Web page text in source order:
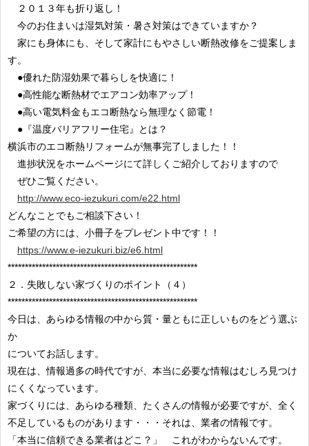
２０１３年も折り返し！
今のお住まいは湿気対策・暑さ対策はできていますか？
家にも身体にも、そして家計にもやさしい断熱改修をご提案しま
す。
●優れた防湿効果で暮らしを快適に！
●高性能な断熱材でエアコン効率アップ！
●高い電気料金もエコ断熱なら無理なく節電！
●『温度バリアフリー住宅』とは？
横浜市のエコ断熱リフォームが無事完了しました！！
進捗状況をホームページにて詳しくご紹介しておりますので
ぜひご覧ください。
http://www.eco-iezukuri.com/e22.html
どんなことでもご相談下さい！
ご希望の方には、小冊子をプレゼント中です！！
https://www.e-iezukuri.biz/e6.html
*******************************************************
２．失敗しない家づくりのポイント（４）
*******************************************************
今日は、あらゆる情報の中から質・量ともに正しいものをどう選ぶ
か
についてお話します。
現在は、情報過多の時代ですが、本当に必要な情報はむしろ見つけ
にくくなっています。
家づくりには、あらゆる種類、たくさんの情報が必要ですが、全く
不足しているものがあります・・・それは、業者の情報です。
「本当に信頼できる業者はどこ？」 これがわからないんです。